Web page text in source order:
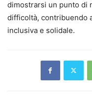
dimostrarsi un punto di
difficoltà, contribuendo
inclusiva e solidale.